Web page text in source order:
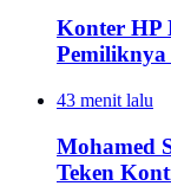
Konter HP
43 menit lalu
Mohamed
Teken